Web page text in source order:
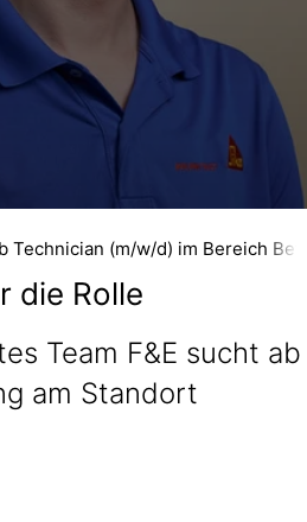
Technician (m/w/d) im Bereich
die Rolle
Team F&E sucht ab
am Standort